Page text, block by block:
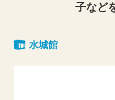
子など
水城館